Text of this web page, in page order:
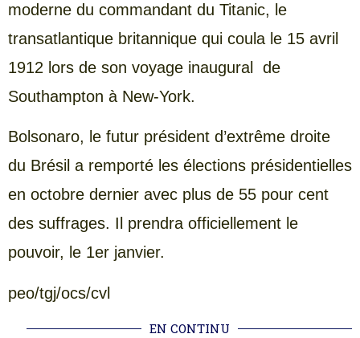
moderne du commandant du Titanic, le
transatlantique britannique qui coula le 15 avril
1912 lors de son voyage inaugural de
Southampton à New-York.
Bolsonaro, le futur président d’extrême droite
du Brésil a remporté les élections présidentielles
en octobre dernier avec plus de 55 pour cent
des suffrages. Il prendra officiellement le
pouvoir, le 1er janvier.
peo/tgj/ocs/cvl
EN CONTINU